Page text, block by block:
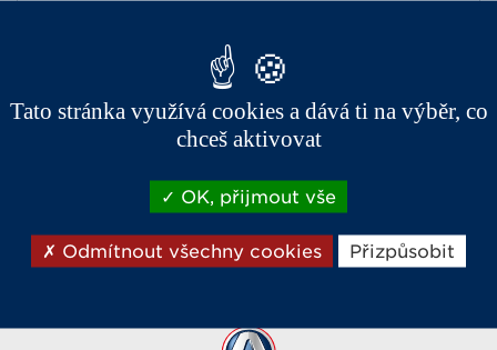
Elektromotor Valeo
Dojezd až 75 km
2,5 hodiny do plného nabití
K dispozici 3 barvy
Tato stránka využívá cookies a dává ti na výběr, co
chceš aktivovat
OK, přijmout vše
Odmítnout všechny cookies Přizpůsobit